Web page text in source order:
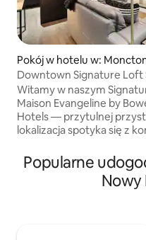
Pokój w hotelu w:
Downtown Signature Loft
bezpłatnym parkingiem
Witamy w naszym
Maison Evangeline by
Hotels — przytulnej
lokalizacja spotyka się z
queen z luksusową
kuchnią zaprasza do
trwałych wspomnień.
Popularne
Nowy